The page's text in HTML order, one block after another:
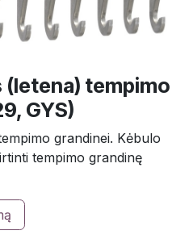
(letena) tempimo
GYS)
grandinei. Kėbulo
tempimo grandinę